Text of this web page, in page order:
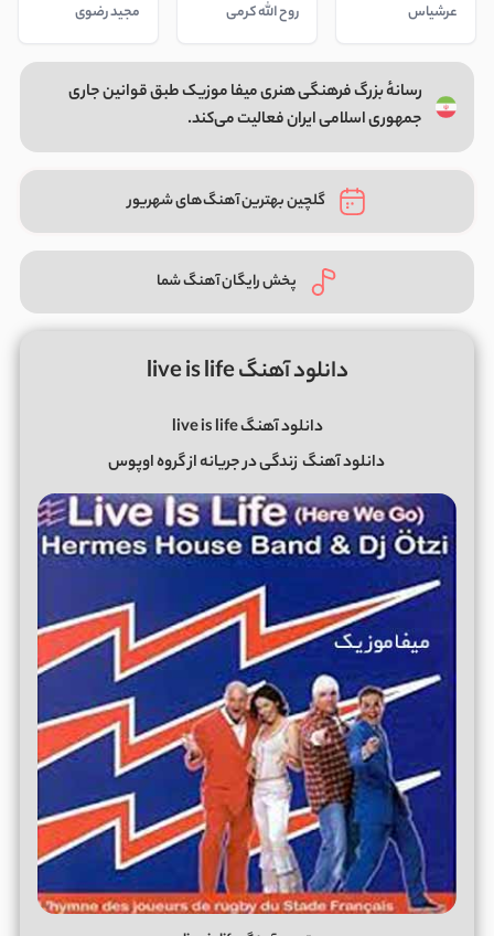
عرشیاس روح الله کرمی مجید رضوی
رسانهٔ بزرگ فرهنگی هنری میفا موزیک طبق قوانین جاری
جمهوری اسلامی ایران فعالیت می‌کند.
گلچین بهترین آهنگ‌های شهریور
پخش رایگان آهنگ شما
دانلود آهنگ live is life
دانلود آهنگ live is life
دانلود آهنگ زندگی در جریانه از گروه اوپوس